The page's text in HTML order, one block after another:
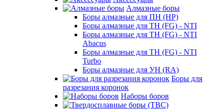
Алмазные боры
Боры алмазные для ПН (HP)
Боры алмазные для ТН (FG) - NTI
Боры алмазные для ТН (FG) - NTI
Abacus
Боры алмазные для ТН (FG) - NTI
Turbo
Боры алмазные для УН (RA)
Боры для
разрезания коронок
Наборы боров